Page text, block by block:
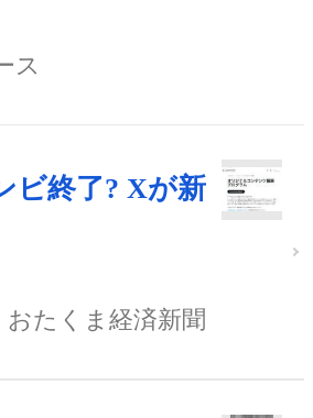
ス
ビ終了? Xが新
おたくま経済新聞